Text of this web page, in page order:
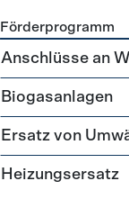
Förderprogramme
Förderprogramm
Anschlüsse an
Biogasanlagen
Ersatz von
Heizungsersatz